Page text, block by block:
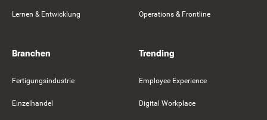
Lernen & Entwicklung Operations & Frontline
Branchen
Fertigungsindustrie
Einzelhandel
Trending
Employee Experience
Digital Workplace